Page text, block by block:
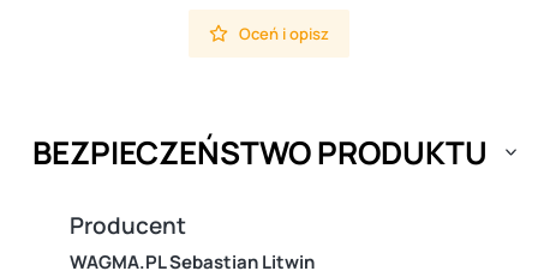
Oceń i opisz
BEZPIECZEŃSTWO PRODUKTU
Producent
WAGMA.PL Sebastian Litwin